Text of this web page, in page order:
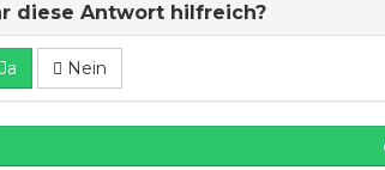
diese Antwort hilfreich?
Ja Nein